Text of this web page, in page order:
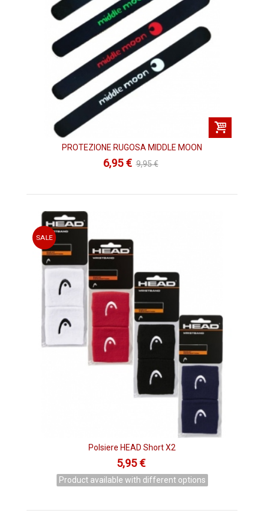
PROTEZIONE RUGOSA MIDDLE MOON
6,95 € 9,95 €
SALE
Polsiere HEAD Short X2
5,95 €
Product available with different options